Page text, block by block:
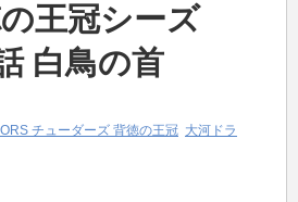
王冠シーズ
白鳥の首
チューダーズ 背徳の王冠 大河ドラ